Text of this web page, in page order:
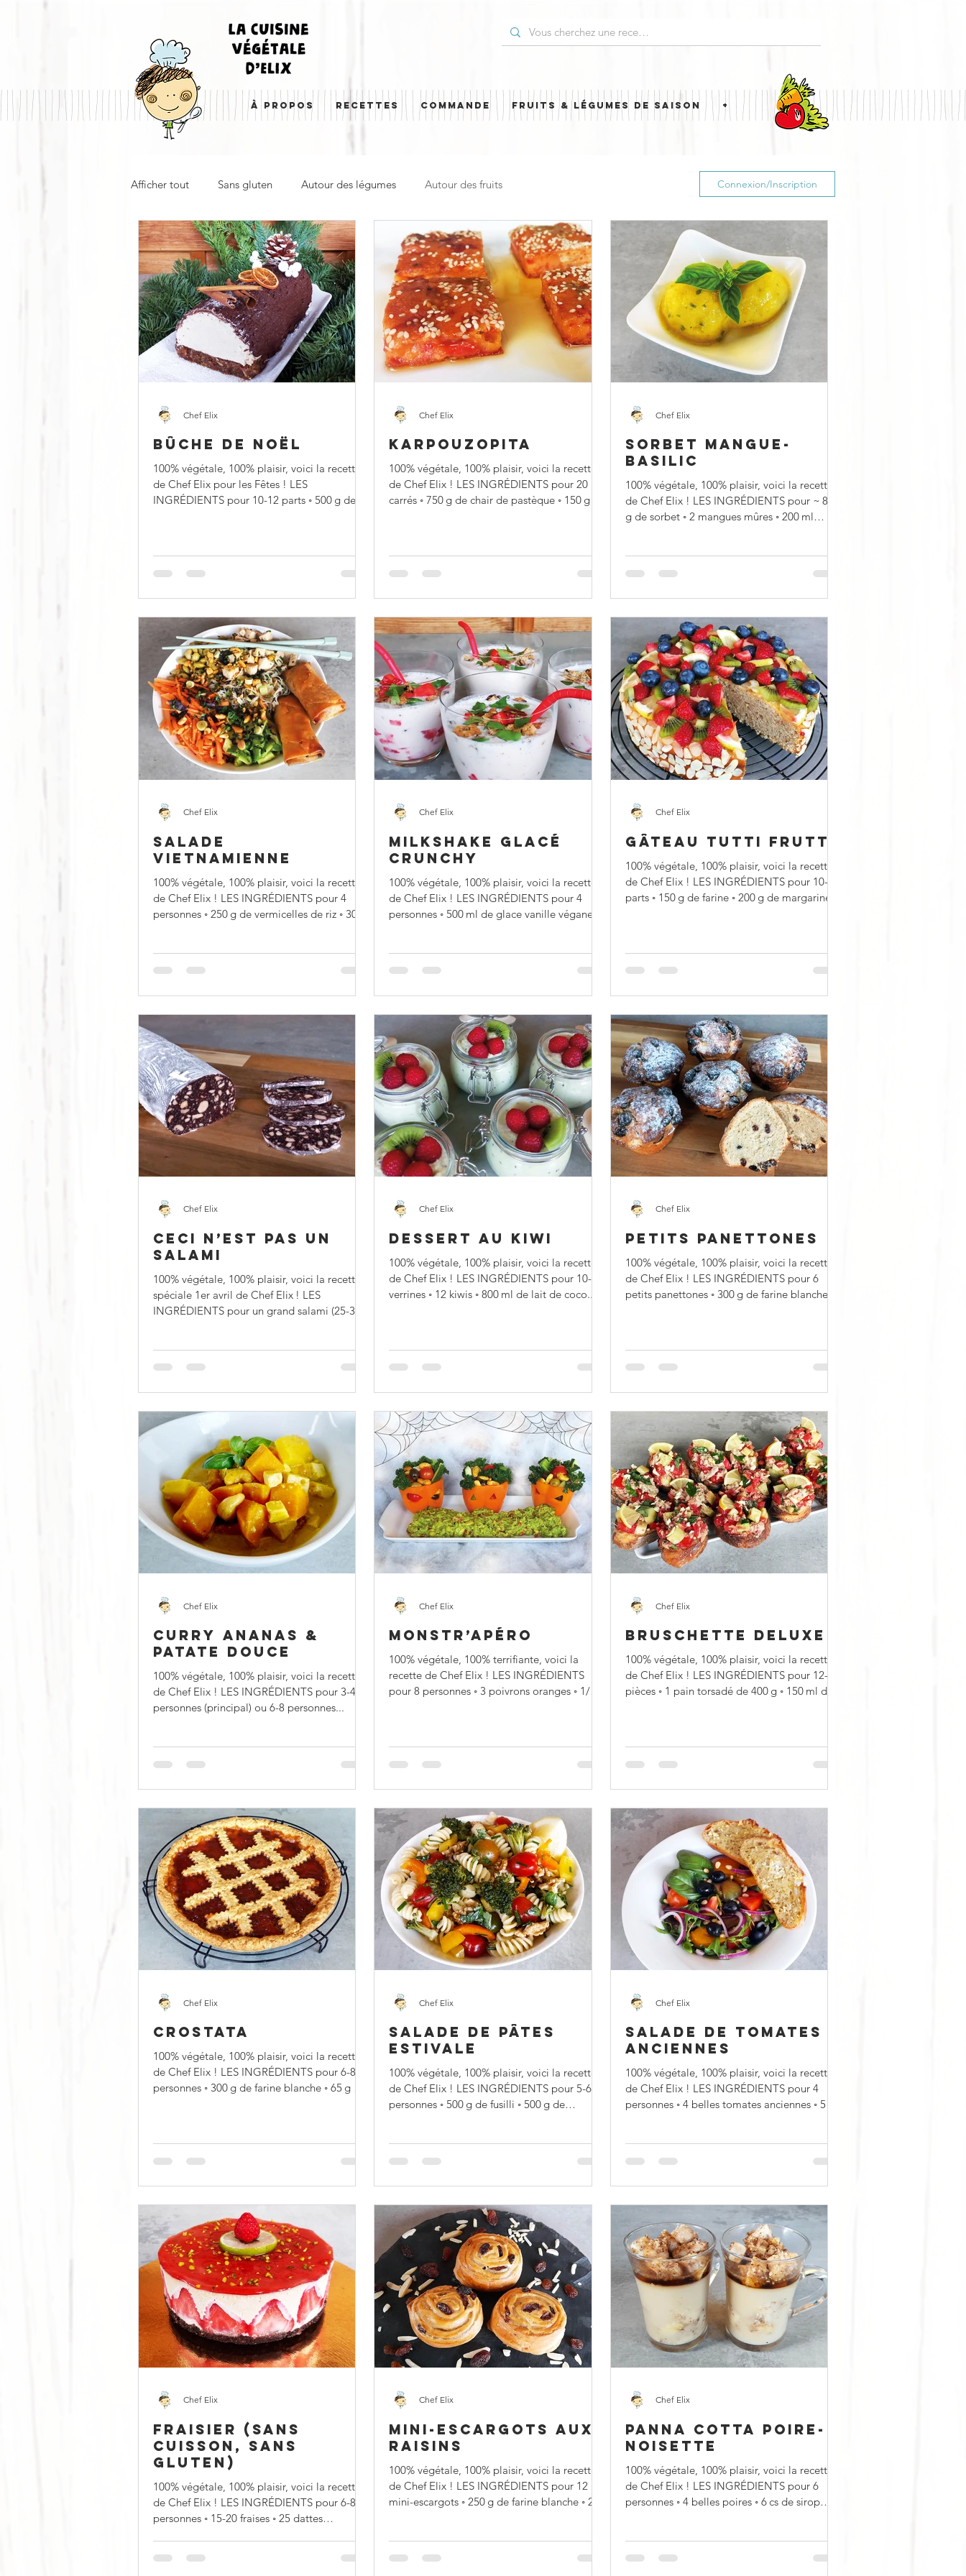
À PROPOS RECETTES COMMANDE FRUITS & LÉGUMES DE SAISON +
Afficher tout Sans gluten Autour des légumes Autour des fruits
Boulangerie, pâtisserie & desserts Entrée, apéro & accompagnement
Plat principal & plat complet Pour les Fêtes Cuisine étrangère Simili À emporter
Froid Chaud Sucré Salé
Connexion/Inscription
BÛCHE DE NOËL
100% végétale, 100% plaisir, voici la recette
de Chef Elix pour les Fêtes ! LES
INGRÉDIENTS pour 10-12 parts ◦ 500 g de
Chef Elix
KARPOUZOPITA
100% végétale, 100% plaisir, voici la recette
de Chef Elix ! LES INGRÉDIENTS pour 20
carrés ◦ 750 g de chair de pastèque ◦ 150 g de
Chef Elix
SORBET MANGUE-
BASILIC
100% végétale, 100% plaisir, voici la recette
de Chef Elix ! LES INGRÉDIENTS pour ~ 800
g de sorbet ◦ 2 mangues mûres ◦ 200 ml
Chef Elix
SALADE
VIETNAMIENNE
100% végétale, 100% plaisir, voici la recette
de Chef Elix ! LES INGRÉDIENTS pour 4
personnes ◦ 250 g de vermicelles de riz ◦ 300
Chef Elix
MILKSHAKE GLACÉ
CRUNCHY
100% végétale, 100% plaisir, voici la recette
de Chef Elix ! LES INGRÉDIENTS pour 4
personnes ◦ 500 ml de glace vanille végane ◦
Chef Elix
GÂTEAU TUTTI FRUTTI
100% végétale, 100% plaisir, voici la recette
de Chef Elix ! LES INGRÉDIENTS pour 10-12
parts ◦ 150 g de farine ◦ 200 g de margarine...
Chef Elix
CECI N’EST PAS UN
SALAMI
100% végétale, 100% plaisir, voici la recette
spéciale 1er avril de Chef Elix ! LES
INGRÉDIENTS pour un grand salami (25-30
Chef Elix
DESSERT AU KIWI
100% végétale, 100% plaisir, voici la recette
de Chef Elix ! LES INGRÉDIENTS pour 10-12
verrines ◦ 12 kiwis ◦ 800 ml de lait de coco...
Chef Elix
PETITS PANETTONES
100% végétale, 100% plaisir, voici la recette
de Chef Elix ! LES INGRÉDIENTS pour 6
petits panettones ◦ 300 g de farine blanche ◦
Chef Elix
CURRY ANANAS &
PATATE DOUCE
100% végétale, 100% plaisir, voici la recette
de Chef Elix ! LES INGRÉDIENTS pour 3-4
personnes (principal) ou 6-8 personnes...
Chef Elix
MONSTR’APÉRO
100% végétale, 100% terrifiante, voici la
recette de Chef Elix ! LES INGRÉDIENTS
pour 8 personnes ◦ 3 poivrons oranges ◦ 1/2
Chef Elix
BRUSCHETTE DELUXE
100% végétale, 100% plaisir, voici la recette
de Chef Elix ! LES INGRÉDIENTS pour 12-15
pièces ◦ 1 pain torsadé de 400 g ◦ 150 ml de...
Chef Elix
CROSTATA
100% végétale, 100% plaisir, voici la recette
de Chef Elix ! LES INGRÉDIENTS pour 6-8
personnes ◦ 300 g de farine blanche ◦ 65 g de
Chef Elix
SALADE DE PÂTES
ESTIVALE
100% végétale, 100% plaisir, voici la recette
de Chef Elix ! LES INGRÉDIENTS pour 5-6
personnes ◦ 500 g de fusilli ◦ 500 g de
Chef Elix
SALADE DE TOMATES
ANCIENNES
100% végétale, 100% plaisir, voici la recette
de Chef Elix ! LES INGRÉDIENTS pour 4
personnes ◦ 4 belles tomates anciennes ◦ 50 g
Chef Elix
FRAISIER (SANS
CUISSON, SANS
GLUTEN)
100% végétale, 100% plaisir, voici la recette
de Chef Elix ! LES INGRÉDIENTS pour 6-8
personnes ◦ 15-20 fraises ◦ 25 dattes
Chef Elix
MINI-ESCARGOTS AUX
RAISINS
100% végétale, 100% plaisir, voici la recette
de Chef Elix ! LES INGRÉDIENTS pour 12
mini-escargots ◦ 250 g de farine blanche ◦ 20
Chef Elix
PANNA COTTA POIRE-
NOISETTE
100% végétale, 100% plaisir, voici la recette
de Chef Elix ! LES INGRÉDIENTS pour 6
personnes ◦ 4 belles poires ◦ 6 cs de sirop
Chef Elix